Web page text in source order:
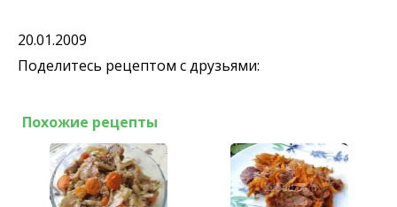
20.01.2009
Поделитесь рецептом с друзьями:
Похожие рецепты